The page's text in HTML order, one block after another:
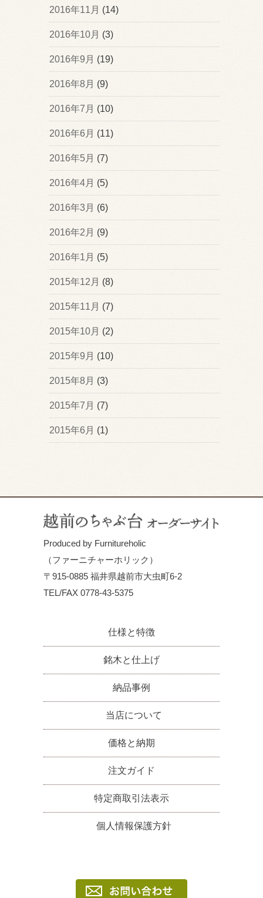
2016年11月 (14)
2016年10月 (3)
2016年9月 (19)
2016年8月 (9)
2016年7月 (10)
2016年6月 (11)
2016年5月 (7)
2016年4月 (5)
2016年3月 (6)
2016年2月 (9)
2016年1月 (5)
2015年12月 (8)
2015年11月 (7)
2015年10月 (2)
2015年9月 (10)
2015年8月 (3)
2015年7月 (7)
2015年6月 (1)
Produced by Furnitureholic
（ファーニチャーホリック）
〒915-0885 福井県越前市大虫町6-2
TEL/FAX 0778-43-5375
仕様と特徴
銘木と仕上げ
納品事例
当店について
価格と納期
注文ガイド
特定商取引法表示
個人情報保護方針